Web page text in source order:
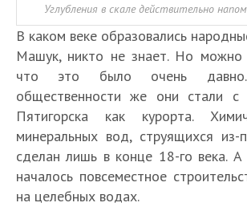
Углубления в скале действительно
В каком веке образовались
Машук, никто не знает. Но можно
что это было очень давно.
общественности же они стали с
Пятигорска как курорта.
минеральных вод, струящихся
сделан лишь в конце 18-го века. А
началось повсеместное
на целебных водах.